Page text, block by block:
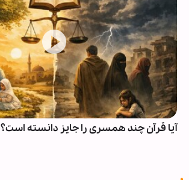
آیا قرآن چند همسری را جایز دانسته است؟